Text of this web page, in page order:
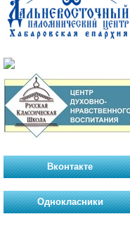
Вконтакте
Однокласники